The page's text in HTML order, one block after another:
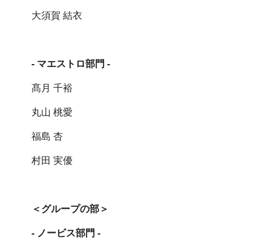
大須賀 結衣
- マエストロ部門 -
髙月 千裕
丸山 桃愛
福島 杏
村田 実優
＜グループの部＞
- ノービス部門 -